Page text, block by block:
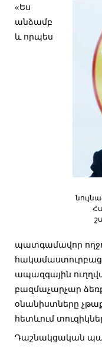
«Ես
անձամբ
և որպես
պատգամավոր
ապազգային
բազմաչարչար
օնանիստները
հետևում
Դաշնակցական